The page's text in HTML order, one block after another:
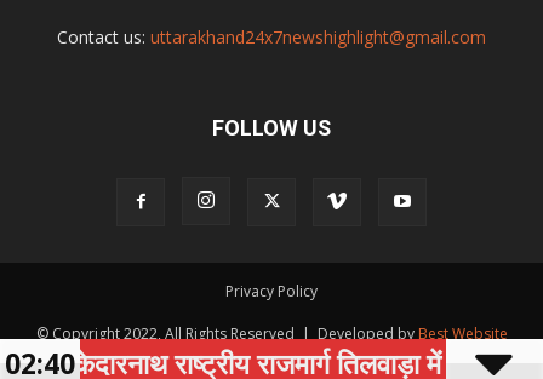
Contact us: uttarakhand24x7newshighlight@gmail.com
FOLLOW US
Privacy Policy
© Copyright 2022, All Rights Reserved | Developed by Best Website
Development Company
केदारनाथ राष्ट्रीय राजमार्ग तिलवाड़ा में भूस्खलन
02:40